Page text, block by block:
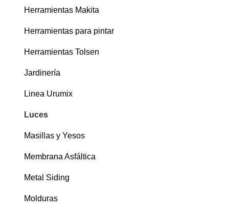
Herramientas Makita
Herramientas para pintar
Herramientas Tolsen
Jardinería
Linea Urumix
Luces
Masillas y Yesos
Membrana Asfáltica
Metal Siding
Molduras